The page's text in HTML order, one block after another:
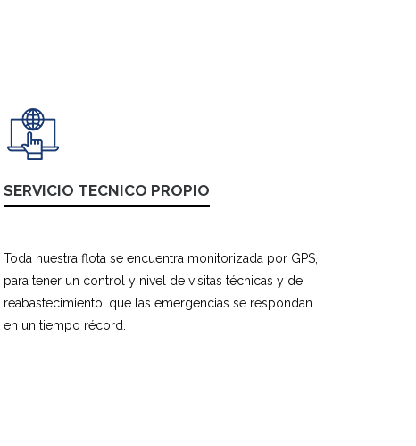
SERVICIO TECNICO PROPIO
Toda nuestra flota se encuentra monitorizada por GPS,
para tener un control y nivel de visitas técnicas y de
reabastecimiento, que las emergencias se respondan
en un tiempo récord.